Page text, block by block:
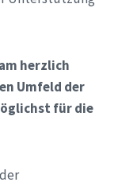
herzlich
Umfeld der
für die